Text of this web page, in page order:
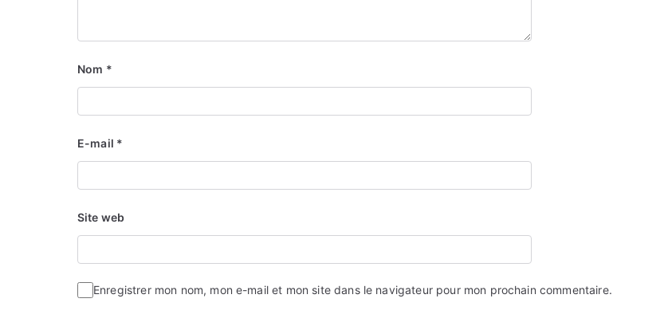
Nom *
E-mail *
Site web
Enregistrer mon nom, mon e-mail et mon site dans le navigateur pour mon prochain commentaire.